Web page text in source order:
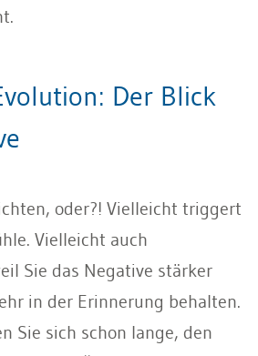
Der Blick
oder?! Vielleicht triggert
Vielleicht auch
Sie das Negative stärker
in der Erinnerung behalten.
Sie sich schon lange, den